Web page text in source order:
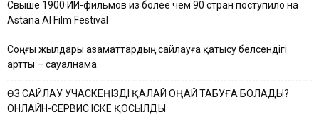
Свыше 1900 ИИ-фильмов из более чем 90 стран поступило на
Astana AI Film Festival
Соңғы жылдары азаматтардың сайлауға қатысу белсендігі
артты – сауалнама
ӨЗ САЙЛАУ УЧАСКЕҢІЗДІ ҚАЛАЙ ОҢАЙ ТАБУҒА БОЛАДЫ?
ОНЛАЙН-СЕРВИС ІСКЕ ҚОСЫЛДЫ